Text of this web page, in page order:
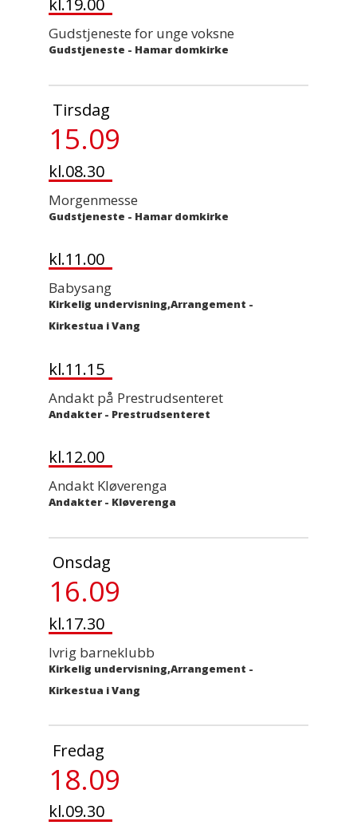
kl.19.00
Gudstjeneste for unge voksne
Gudstjeneste - Hamar domkirke
Tirsdag
15.09
kl.08.30
Morgenmesse
Gudstjeneste - Hamar domkirke
kl.11.00
Babysang
Kirkelig undervisning,Arrangement -
Kirkestua i Vang
kl.11.15
Andakt på Prestrudsenteret
Andakter - Prestrudsenteret
kl.12.00
Andakt Kløverenga
Andakter - Kløverenga
Onsdag
16.09
kl.17.30
Ivrig barneklubb
Kirkelig undervisning,Arrangement -
Kirkestua i Vang
Fredag
18.09
kl.09.30